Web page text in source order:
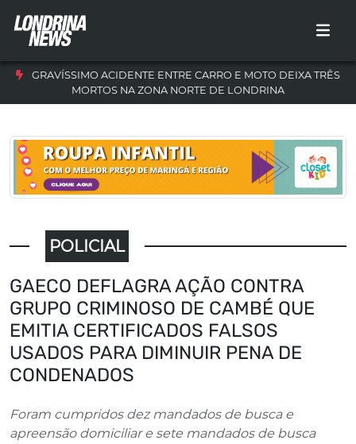
GRAVÍSSIMO ACIDENTE ENTRE CARRO E MOTO DEIXA TRÊS
MORTOS NA ZONA NORTE DE LONDRINA
POLICIAL
GAECO DEFLAGRA AÇÃO CONTRA
GRUPO CRIMINOSO DE CAMBÉ QUE
EMITIA CERTIFICADOS FALSOS
USADOS PARA DIMINUIR PENA DE
CONDENADOS
Foram cumpridos dez mandados de busca e
apreensão domiciliar e sete mandados de busca